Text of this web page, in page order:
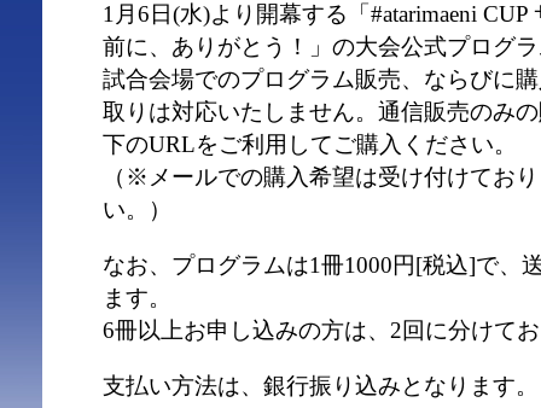
1月6日(水)より開幕する「#atarimaeni
前に、ありがとう！」の大会公式プログ
試合会場でのプログラム販売、ならびに
取りは対応いたしません。通信販売のみ
下のURLをご利用してご購入ください。
（※メールでの購入希望は受け付けてお
い。）
なお、プログラムは1冊1000円[税込]で、
ます。
6冊以上お申し込みの方は、2回に分けて
支払い方法は、銀行振り込みとなります。